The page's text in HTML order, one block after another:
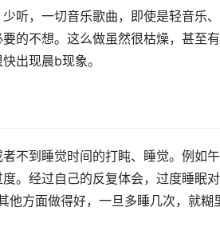
听，一切音乐歌曲，即使是轻音乐
的不想。这么做虽然很枯燥，甚至
出现晨b现象。
不到睡觉时间的打盹、睡觉。例如
。经过自己的反复体会，过度睡眠
他方面做得好，一旦多睡几次，就糊